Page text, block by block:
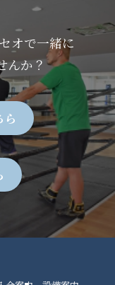
オで一緒に
んか？
ら